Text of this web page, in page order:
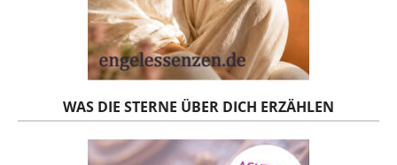
WAS DIE STERNE ÜBER DICH ERZÄHLEN